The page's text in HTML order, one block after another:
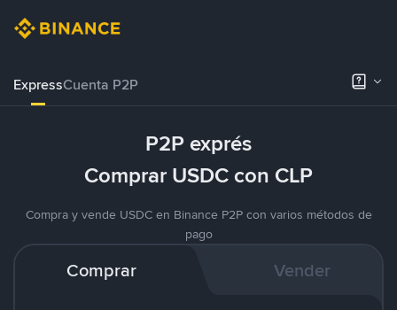
ExpressCuenta P2P
P2P exprés
Comprar USDC con CLP
Compra y vende USDC en Binance P2P con varios métodos de
pago
Comprar Vender